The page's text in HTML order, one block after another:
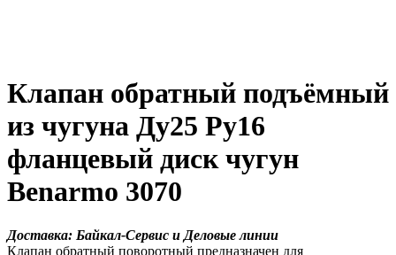
Клапан обратный подъёмный
из чугуна Ду25 Ру16
фланцевый диск чугун
Benarmo 3070
Доставка: Байкал-Сервис и Деловые линии
Клапан обратный поворотный предназначен для